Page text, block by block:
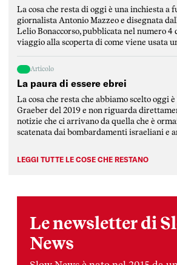
La cosa che resta di oggi è una inchiesta a
giornalista Antonio Mazzeo e disegnata
Lelio Bonaccorso, pubblicata nel numero 4
viaggio alla scoperta di come viene usata
Sicilia. L’inchiesta è stata scritta […]
Articolo
La paura di essere ebrei
La cosa che resta che abbiamo scelto oggi
Graeber del 2019 e non riguarda
notizie che ci arrivano da quella che è
scatenata dai bombardamenti israeliani e
LEGGI TUTTE LE COSE CHE RESTANO
Le newsletter di
News